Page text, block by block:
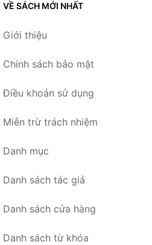
VỀ SÁCH MỚI NHẤT
Giới thiệu
Chính sách bảo mật
Điều khoản sử dụng
Miễn trừ trách nhiệm
Danh mục
Danh sách tác giả
Danh sách cửa hàng
Danh sách từ khóa